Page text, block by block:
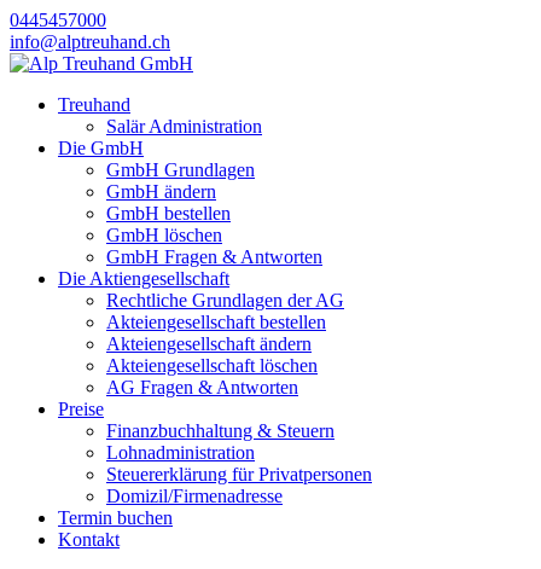
0445457000
info@alptreuhand.ch
Treuhand
Salär Administration
Die GmbH
GmbH Grundlagen
GmbH ändern
GmbH bestellen
GmbH löschen
GmbH Fragen & Antworten
Die Aktiengesellschaft
Rechtliche Grundlagen der AG
Akteiengesellschaft bestellen
Akteiengesellschaft ändern
Akteiengesellschaft löschen
AG Fragen & Antworten
Preise
Finanzbuchhaltung & Steuern
Lohnadministration
Steuererklärung für Privatpersonen
Domizil/Firmenadresse
Termin buchen
Kontakt